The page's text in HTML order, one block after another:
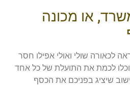
או מכונה
לכאורה שולי ואולי אפילו חסר
לכמת את התועלת של כל אחד
שיציג בפניכם את הכסף